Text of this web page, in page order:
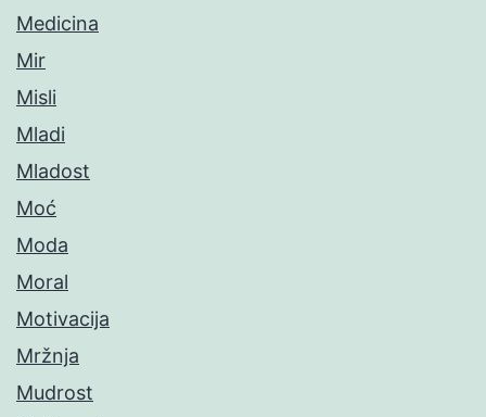
Medicina
Mir
Misli
Mladi
Mladost
Moć
Moda
Moral
Motivacija
Mržnja
Mudrost